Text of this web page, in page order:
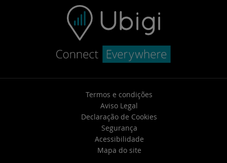
Termos e condições
Aviso Legal
Declaração de Cookies
Segurança
Acessibilidade
Mapa do site